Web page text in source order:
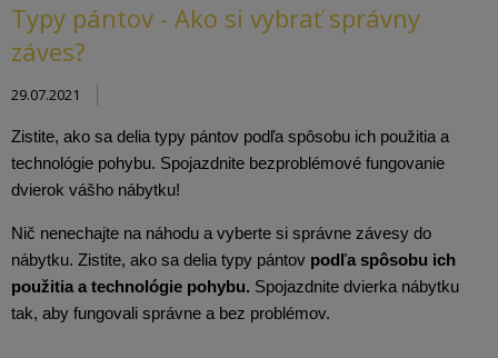
Typy pántov - Ako si vybrať správny
záves?
29.07.2021
Zistite, ako sa delia typy pántov podľa spôsobu ich použitia a
technológie pohybu. Spojazdnite bezproblémové fungovanie
dvierok vášho nábytku!
Nič nenechajte na náhodu a vyberte si správne závesy do
nábytku. Zistite, ako sa delia typy pántov podľa spôsobu ich
použitia a technológie pohybu. Spojazdnite dvierka nábytku
tak, aby fungovali správne a bez problémov.